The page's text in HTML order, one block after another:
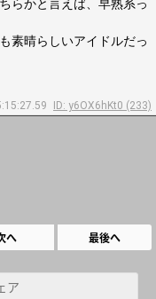
らかと言えば、早熟系っ
素晴らしいアイドルだっ
ID: y6OX6hKt0 (233)
へ 最後へ
ア